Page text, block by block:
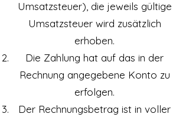
Umsatzsteuer), die jeweils gültige
Umsatzsteuer wird zusätzlich
erhoben.
Die Zahlung hat auf das in der
Rechnung angegebene Konto zu
erfolgen.
Der Rechnungsbetrag ist in voller